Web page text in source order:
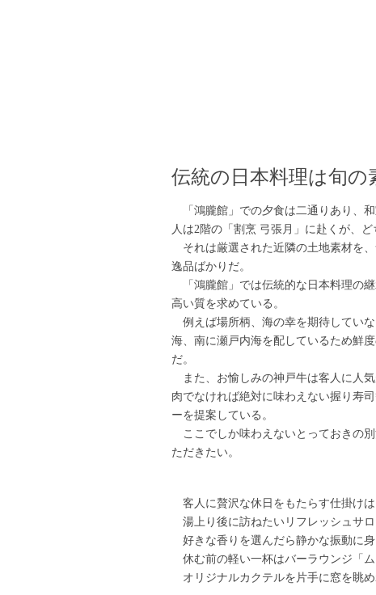
伝統の日本料理は旬の
「鴻朧館」での夕食は二通りあり、
人は2階の「割烹 弓張月」に赴くが、
それは厳選された近隣の土地素材を
逸品ばかりだ。
「鴻朧館」では伝統的な日本料理の
高い質を求めている。
例えば場所柄、海の幸を期待してい
海、南に瀬戸内海を配しているため鮮
だ。
また、お愉しみの神戸牛は客人に人
肉でなければ絶対に味わえない握り寿
ーを提案している。
ここでしか味わえないとっておきの
ただきたい。
客人に贅沢な休日をもたらす仕掛けは
湯上り後に訪ねたいリフレッシュサ
好きな香りを選んだら静かな振動に
休む前の軽い一杯はバーラウンジ「ム
オリジナルカクテルを片手に窓を眺